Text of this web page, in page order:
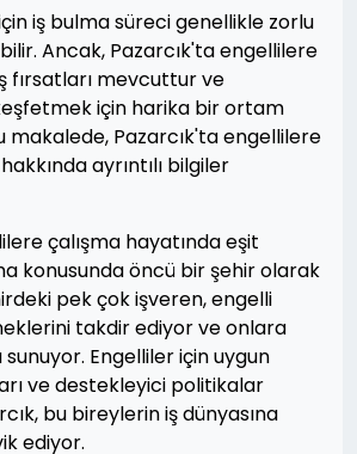
iş bulma süreci genellikle zorlu
Ancak, Pazarcık'ta engellilere
fırsatları mevcuttur ve
için harika bir ortam
makalede, Pazarcık'ta engellilere
ayrıntılı bilgiler
çalışma hayatında eşit
konusunda öncü bir şehir olarak
pek çok işveren, engelli
takdir ediyor ve onlara
Engelliler için uygun
ve destekleyici politikalar
bu bireylerin iş dünyasına
ediyor.